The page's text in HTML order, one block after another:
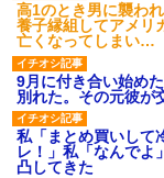
高1のとき男に襲わ
養子縁組してアメリ
亡くなってしまい…
9月に付き合い始め
別れた。その元彼が
私「まとめ買いして
レ！」私「なんで
凸してきた